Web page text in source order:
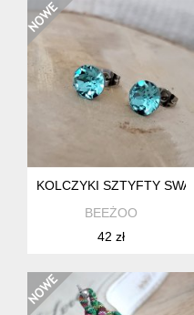
KOLCZYKI SZTYFTY
BEEŻOO
42 zł